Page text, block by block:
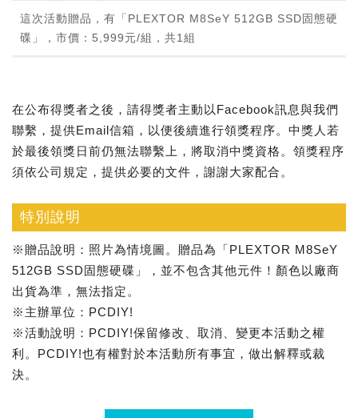
這次活動贈品，有「PLEXTOR M8SeY 512GB SSD固態硬
碟」，市價：5,999元/組，共1組
在公布得獎者之後，請得獎者主動以Facebook訊息與我們
聯繫，提供Email信箱，以便後續進行領獎程序。中獎人若
於最後領獎日前仍無法聯繫上，將取消中獎資格。領獎程序
須依公司規定，提供必要的文件，謝謝大家配合。
特別說明
※贈品說明：照片為情境圖。贈品為「PLEXTOR M8SeY
512GB SSD固態硬碟」，並不包含其他元件！顏色以廠商
出貨為準，無法指定。
※主辦單位：PCDIY!
※活動說明：PCDIY!保留修改、取消、變更本活動之權
利。PCDIY!也有權對於本活動所有事宜，做出解釋或裁
決。